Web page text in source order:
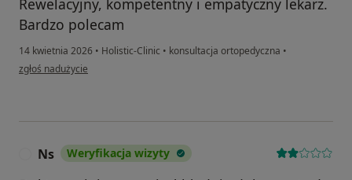
Rewelacyjny, kompetentny i empatyczny lekarz.
Bardzo polecam
14 kwietnia 2026 • Holistic-Clinic • konsultacja ortopedyczna •
w opinii użytkownika Mxhx
zgłoś nadużycie
Ns Weryfikacja wizyty